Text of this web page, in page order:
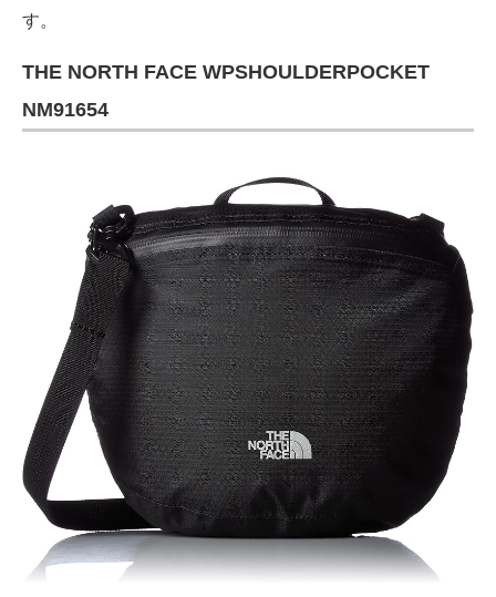
す。
THE NORTH FACE WPSHOULDERPOCKET
NM91654